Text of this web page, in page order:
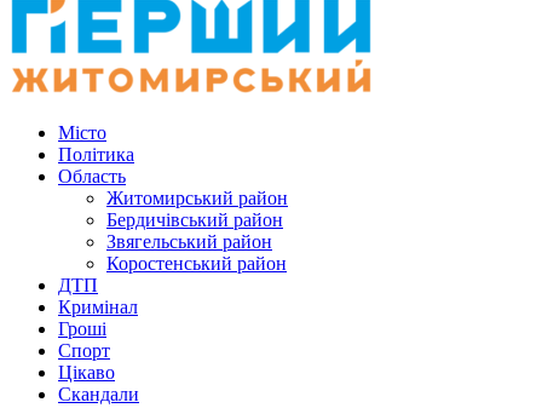
Місто
Політика
Область
Житомирський район
Бердичівський район
Звягельський район
Коростенський район
ДТП
Кримінал
Гроші
Спорт
Цікаво
Скандали